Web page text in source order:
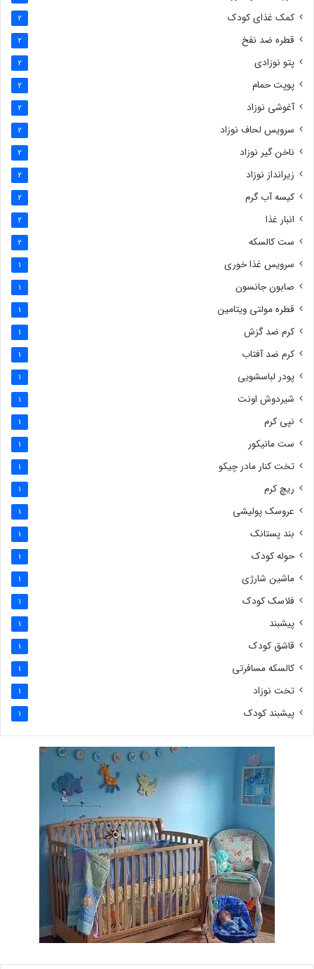
کمک غذای کودک 2
قطره ضد نفخ 2
پتو نوزادی 2
پوپت حمام 2
آغوشی نوزاد 2
سرویس لحاف نوزاد 2
ناخن گیر نوزاد 2
زیرانداز نوزاد 2
کیسه آب گرم 2
انبار غذا 2
ست کالسکه 2
سرویس غذا خوری 1
صابون جانسون 1
قطره مولتی ویتامین 1
کرم ضد گزش 1
کرم ضد آفتاب 1
پودر لباسشویی 1
شیردوش اونت 1
نپی کرم 1
ست مانیکور 1
تخت کنار مادر چیکو 1
ریچ کرم 1
عروسک پولیشی 1
بند پستانک 1
حوله کودک 1
ماشین شارژی 1
فلاسک کودک 1
پیشبند 1
قاشق کودک 1
کالسکه مسافرتی 1
تخت نوزاد 1
پیشبند کودک 1